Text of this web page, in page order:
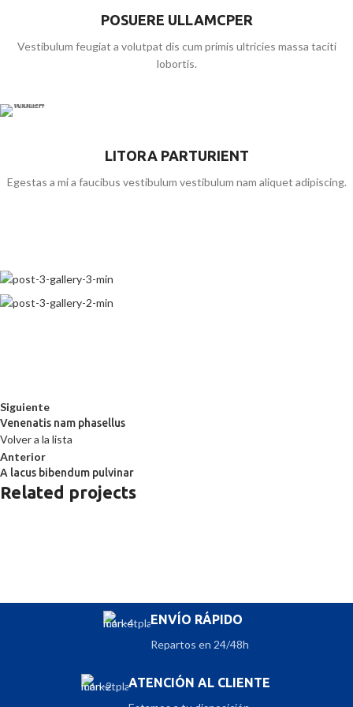
POSUERE ULLAMCPER
Vestibulum feugiat a volutpat dis cum primis ultricies massa taciti
lobortis.
LITORA PARTURIENT
Egestas a mi a faucibus vestibulum vestibulum nam aliquet adipiscing.
Siguiente
Venenatis nam phasellus
Volver a la lista
Anterior
A lacus bibendum pulvinar
Related projects
ENVÍO RÁPIDO
Repartos en 24/48h
ATENCIÓN AL CLIENTE